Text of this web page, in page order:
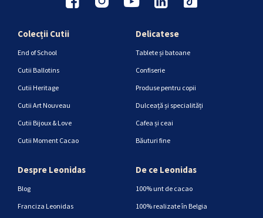
Colecții Cutii
End of School
Cutii Ballotins
Cutii Heritage
Cutii Art Nouveau
Cutii Bijoux & Love
Cutii Moment Cacao
Delicatese
Tablete și batoane
Confiserie
Produse pentru copii
Dulceață și specialități
Cafea și ceai
Băuturi fine
Despre Leonidas
Blog
Franciza Leonidas
De ce Leonidas
100% unt de cacao
100% realizate în Belgia